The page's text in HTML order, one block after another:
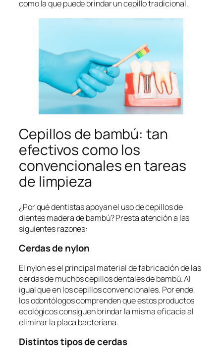
como la que puede brindar un cepillo tradicional.
Cepillos de bambú: tan
efectivos como los
convencionales en tareas
de limpieza
¿Por qué dentistas apoyan el uso de cepillos de
dientes madera de bambú? Presta atención a las
siguientes razones:
Cerdas de nylon
El nylon es el principal material de fabricación de las
cerdas de muchos cepillos dentales de bambú. Al
igual que en los cepillos convencionales. Por ende,
los odontólogos comprenden que estos productos
ecológicos consiguen brindar la misma eficacia al
eliminar la placa bacteriana.
Distintos tipos de cerdas